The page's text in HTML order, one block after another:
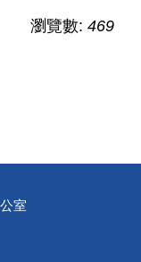
瀏覽數: 469
室